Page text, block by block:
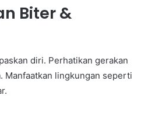
Biter &
diri. Perhatikan gerakan
Manfaatkan lingkungan seperti